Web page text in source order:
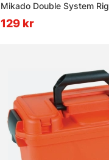
Mikado Double System
129 kr